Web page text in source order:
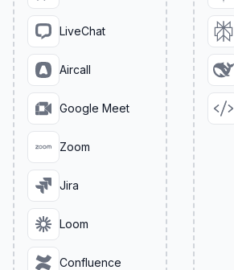
LiveChat
Aircall
Google Meet
Zoom
Jira
Loom
Confluence